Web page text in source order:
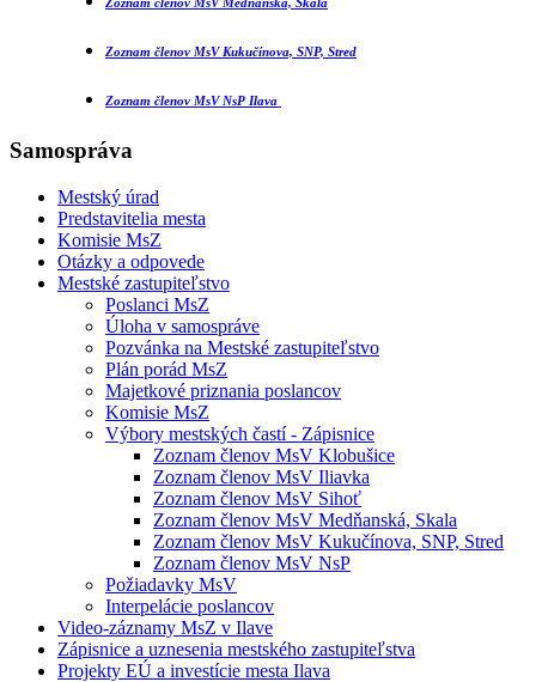
Zoznam členov MsV Kukučínova, SNP, Stred
Zoznam členov MsV NsP Ilava
Samospráva
Mestský úrad
Predstavitelia mesta
Komisie MsZ
Otázky a odpovede
Mestské zastupiteľstvo
Poslanci MsZ
Úloha v samospráve
Pozvánka na Mestské zastupiteľstvo
Plán porád MsZ
Majetkové priznania poslancov
Komisie MsZ
Výbory mestských častí - Zápisnice
Zoznam členov MsV Klobušice
Zoznam členov MsV Iliavka
Zoznam členov MsV Sihoť
Zoznam členov MsV Medňanská, Skala
Zoznam členov MsV Kukučínova, SNP, Stred
Zoznam členov MsV NsP
Požiadavky MsV
Interpelácie poslancov
Video-záznamy MsZ v Ilave
Zápisnice a uznesenia mestského zastupiteľstva
Projekty EÚ a investície mesta Ilava